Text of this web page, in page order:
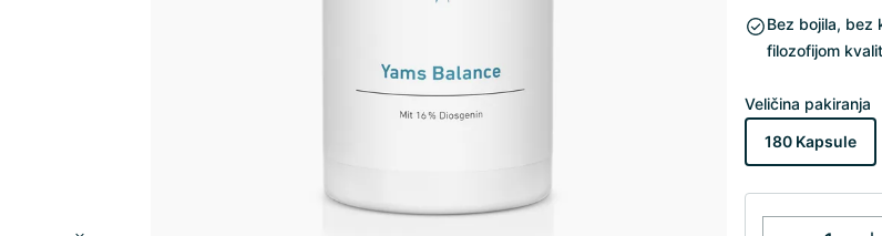
Bez bojila, bez
filozofijom
Veličina pakiranja
180 Kapsule